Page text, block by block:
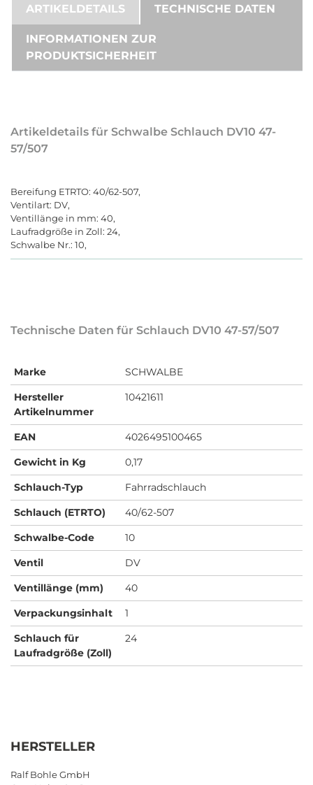
ARTIKELDETAILS TECHNISCHE DATEN
INFORMATIONEN ZUR
PRODUKTSICHERHEIT
Artikeldetails für Schwalbe Schlauch DV10 47-
57/507
Bereifung ETRTO: 40/62-507,
Ventilart: DV,
Ventillänge in mm: 40,
Laufradgröße in Zoll: 24,
Schwalbe Nr.: 10,
Technische Daten für Schlauch DV10 47-57/507
Marke
SCHWALBE
Hersteller
Artikelnummer
10421611
EAN
4026495100465
Gewicht in Kg
0,17
Schlauch-Typ
Fahrradschlauch
Schlauch (ETRTO)
40/62-507
Schwalbe-Code
10
Ventil
DV
Ventillänge (mm)
40
Verpackungsinhalt
1
Schlauch für
Laufradgröße (Zoll)
24
HERSTELLER
Ralf Bohle GmbH